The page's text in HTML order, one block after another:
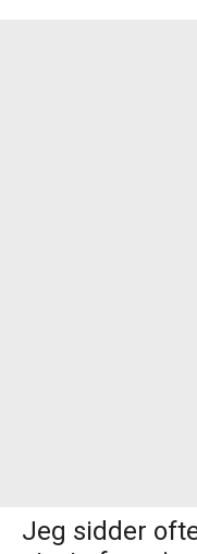
Jeg sidder